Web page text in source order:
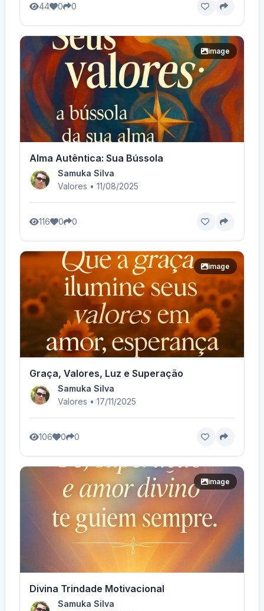
44 0 0
image
Alma Autêntica: Sua Bússola
Samuka Silva
Valores • 11/08/2025
116 0 0
image
Graça, Valores, Luz e Superação
Samuka Silva
Valores • 17/11/2025
106 0 0
image
Divina Trindade Motivacional
Samuka Silva